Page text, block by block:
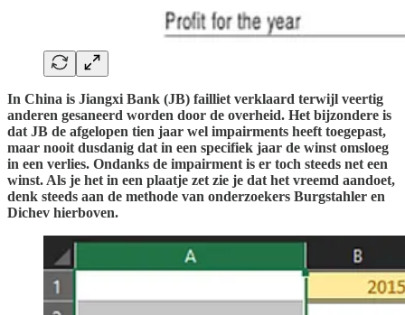
In China is Jiangxi Bank (JB) failliet verklaard terwijl veertig
anderen gesaneerd worden door de overheid. Het bijzondere is
dat JB de afgelopen tien jaar wel impairments heeft toegepast,
maar nooit dusdanig dat in een specifiek jaar de winst omsloeg
in een verlies. Ondanks de impairment is er toch steeds net een
winst. Als je het in een plaatje zet zie je dat het vreemd aandoet,
denk steeds aan de methode van onderzoekers Burgstahler en
Dichev hierboven.